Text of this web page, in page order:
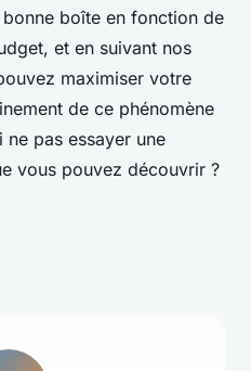
boîte en fonction de
et en suivant nos
maximiser votre
de ce phénomène
pas essayer une
vous pouvez découvrir ?